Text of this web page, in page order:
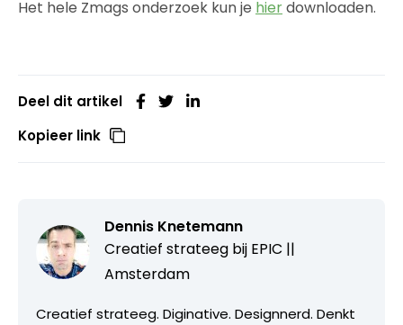
Het hele Zmags onderzoek kun je hierdownloaden.
Deel dit artikel
Kopieer link
Dennis Knetemann
Creatief strateeg bij EPIC ||
Amsterdam
Creatief strateeg. Diginative. Designnerd. Denkt